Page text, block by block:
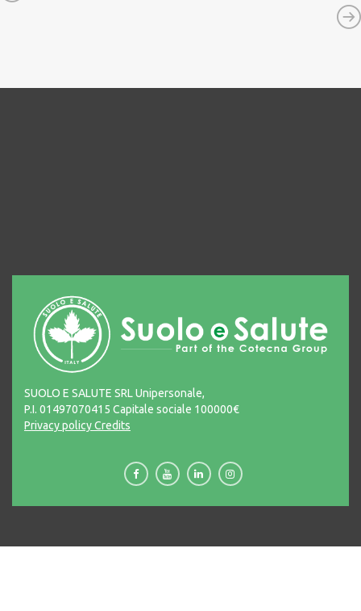
SUOLO E SALUTE SRL Unipersonale,
P.I. 01497070415 Capitale sociale 100000€
Privacy policyCredits